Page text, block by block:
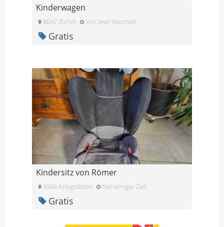
Kinderwagen
8047 Zürich Vor zwei Wochen
Gratis
Kindersitz von Römer
4566 Kriegstetten Seit einiger Zeit
Gratis